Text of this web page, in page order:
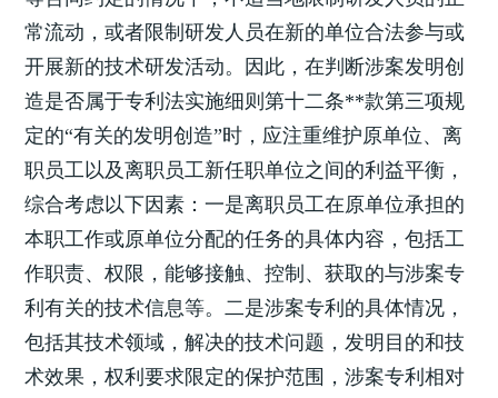
常流动，或者限制研发人员在新的单位合法参与或
开展新的技术研发活动。因此，在判断涉案发明创
造是否属于专利法实施细则第十二条**款第三项规
定的“有关的发明创造”时，应注重维护原单位、离
职员工以及离职员工新任职单位之间的利益平衡，
综合考虑以下因素：一是离职员工在原单位承担的
本职工作或原单位分配的任务的具体内容，包括工
作职责、权限，能够接触、控制、获取的与涉案专
利有关的技术信息等。二是涉案专利的具体情况，
包括其技术领域，解决的技术问题，发明目的和技
术效果，权利要求限定的保护范围，涉案专利相对